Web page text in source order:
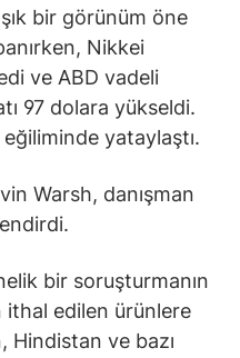
bir görünüm öne
Nikkei
ve ABD vadeli
97 dolara yükseldi.
yataylaştı.
Warsh, danışman
bir soruşturmanın
ithal edilen ürünlere
Hindistan ve bazı